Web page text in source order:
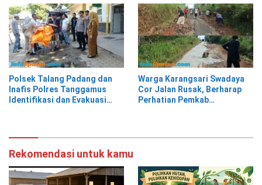
Polsek Talang Padang dan
Inafis Polres Tanggamus
Identifikasi dan Evakuasi
Warga Karangsari Swadaya
Cor Jalan Rusak, Berharap
Perhatian Pemkab
Rekomendasi untuk kamu